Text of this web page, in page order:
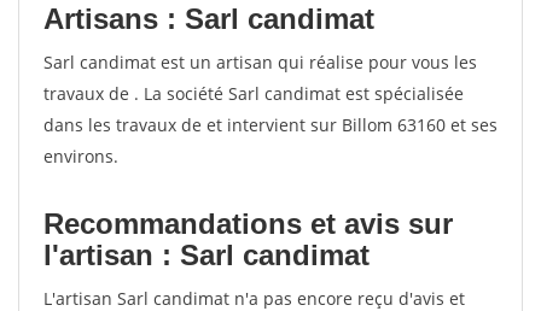
Artisans : Sarl candimat
Sarl candimat est un artisan qui réalise pour vous les
travaux de . La société Sarl candimat est spécialisée
dans les travaux de et intervient sur Billom 63160 et ses
environs.
Recommandations et avis sur
l'artisan : Sarl candimat
L'artisan Sarl candimat n'a pas encore reçu d'avis et